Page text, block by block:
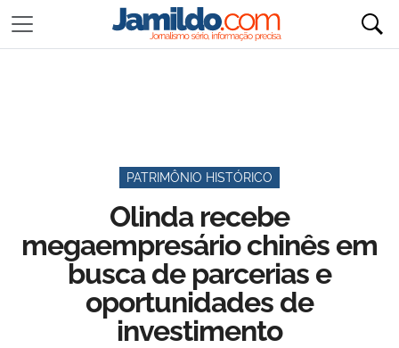
PATRIMÔNIO HISTÓRICO
Olinda recebe
megaempresário chinês em
busca de parcerias e
oportunidades de
investimento